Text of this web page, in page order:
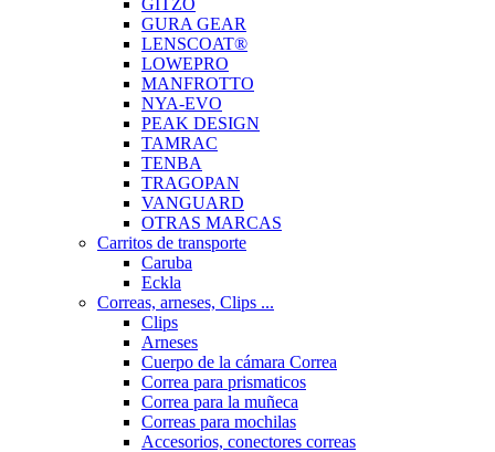
GITZO
GURA GEAR
LENSCOAT®
LOWEPRO
MANFROTTO
NYA-EVO
PEAK DESIGN
TAMRAC
TENBA
TRAGOPAN
VANGUARD
OTRAS MARCAS
Carritos de transporte
Caruba
Eckla
Correas, arneses, Clips ...
Clips
Arneses
Cuerpo de la cámara Correa
Correa para prismaticos
Correa para la muñeca
Correas para mochilas
Accesorios, conectores correas